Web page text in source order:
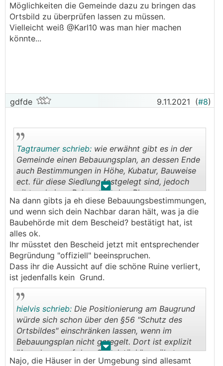
Möglichkeiten die Gemeinde dazu zu bringen das
Ortsbild zu überprüfen lassen zu müssen.
Vielleicht weiß @Karl10 was man hier machen
könnte...
gdfde 9.11.2021 (#8)
. .
Tagtraumer schrieb: wie erwähnt gibt es in der
Gemeinde einen Bebauungsplan, an dessen Ende
auch Bestimmungen in Höhe, Kubatur, Bauweise
ect. für diese Siedlung festgelegt sind, jedoch
gibt es keinen Bebauungsplan-Plan zu dieser
Siedlung, sondern eben nur die textliche
Erklärung dazu, in dieser steht beschrieben was
möglich ist und was nicht.
Na dann gibts ja eh diese Bebauungsbestimmungen,
und wenn sich dein Nachbar daran hält, was ja die
Baubehörde mit dem Bescheid? bestätigt hat, ist
alles ok.
Ihr müsstet den Bescheid jetzt mit entsprechender
Begründung "offiziell" beeinspruchen.
Dass ihr die Aussicht auf die schöne Ruine verliert,
ist jedenfalls kein Grund.
. .
hielvis schrieb: Die Positionierung am Baugrund
würde sich schon über den §56 "Schutz des
Ortsbildes" einschränken lassen, wenn im
Bebauungsplan nicht geregelt. Dort ist explizit
"Anordnung auf dem Grundstück" erwähnt.
Najo, die Häuser in der Umgebung sind allesamt